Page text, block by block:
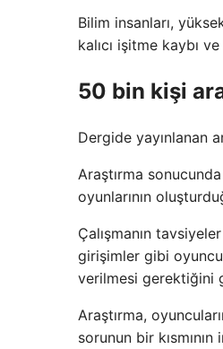
Bilim insanları,
kalıcı işitme kaybı
50 bin kişi
Dergide yayınlanan
Araştırma
oyunlarının
Çalışmanın
girişimler gibi
verilmesi gerektiğini
Araştırma,
sorunun bir